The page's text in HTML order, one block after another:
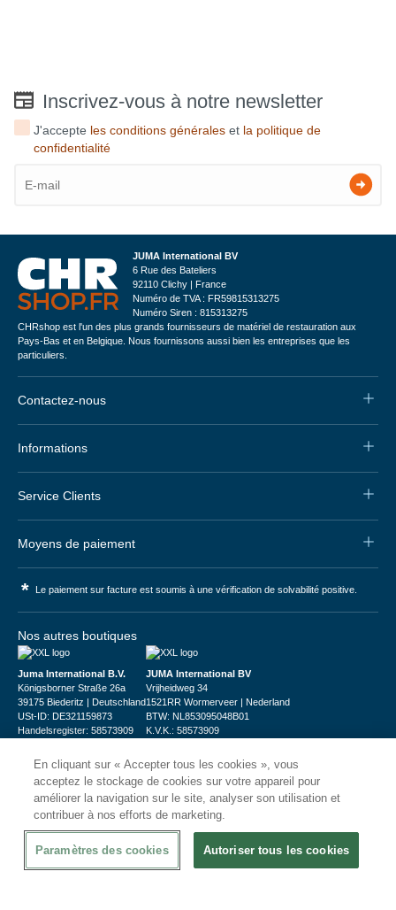
Inscrivez-vous à notre newsletter
J'accepte les conditions générales et la politique de
confidentialité
JUMA International BV
6 Rue des Bateliers
92110 Clichy | France
Numéro de TVA : FR59815313275
Numéro Siren : 815313275
CHRshop est l'un des plus grands fournisseurs de matériel de restauration aux
Pays-Bas et en Belgique. Nous fournissons aussi bien les entreprises que les
particuliers.
Contactez-nous
Informations
Service Clients
Moyens de paiement
* Le paiement sur facture est soumis à une vérification de solvabilité positive.
Nos autres boutiques
Juma International B.V.
Königsborner Straße 26a
39175 Biederitz | Deutschland
USt-ID: DE321159873
Handelsregister: 58573909
JUMA International BV
Vrijheidweg 34
1521RR Wormerveer | Nederland
BTW: NL853095048B01
K.V.K.: 58573909
© 2026CHRshop
En cliquant sur « Accepter tous les cookies », vous
acceptez le stockage de cookies sur votre appareil pour
améliorer la navigation sur le site, analyser son utilisation et
contribuer à nos efforts de marketing.
Paramètres des cookies Autoriser tous les cookies